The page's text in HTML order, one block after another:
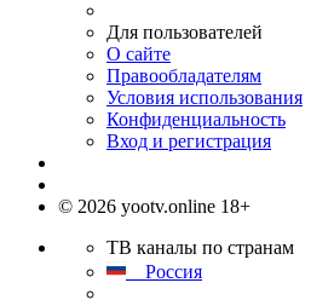
Для пользователей
О сайте
Правообладателям
Условия использования
Конфиденциальность
Вход и регистрация
© 2026 yootv.online 18+
ТВ каналы по странам
Россия